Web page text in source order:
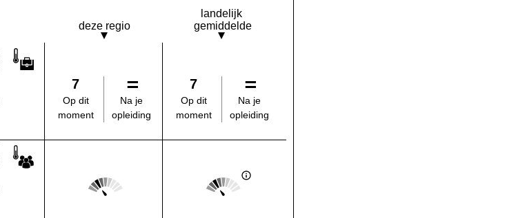
deze regio
landelijk
gemiddelde
7
Op dit
moment
Na je
opleiding
7
Op dit
moment
Na je
opleiding
Deze regio:
Score: 2 van 5
Landelijk gemiddelde:
Score: 2 van 5